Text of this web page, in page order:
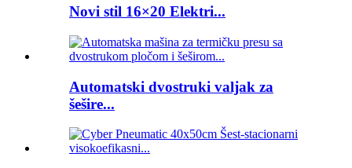
Novi stil 16×20 Elektri...
Automatski dvostruki valjak za
šešire...